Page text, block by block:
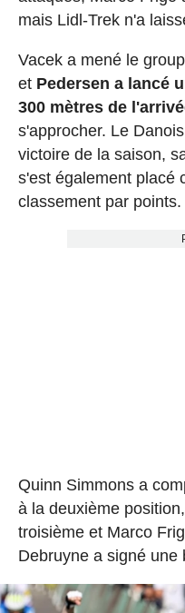
mais Lidl-Trek n'a
Vacek a mené le
etPedersen a lancé
300 mètres de
s'approcher. Le
victoire de la saison,
s'est également placé
classement par points.
Quinn Simmons a
à la deuxième
troisième et Marco
Debruyne a signé une